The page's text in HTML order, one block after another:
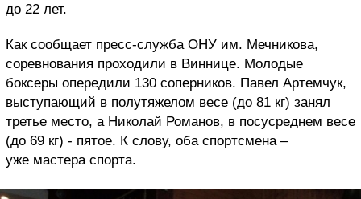
до 22 лет.
Как сообщает пресс-служба ОНУ им. Мечникова,
соревнования проходили в Виннице. Молодые
боксеры опередили 130 соперников. Павел Артемчук,
выступающий в полутяжелом весе (до 81 кг) занял
третье место, а Николай Романов, в посусреднем весе
(до 69 кг) - пятое. К слову, оба спортсмена –
уже мастера спорта.